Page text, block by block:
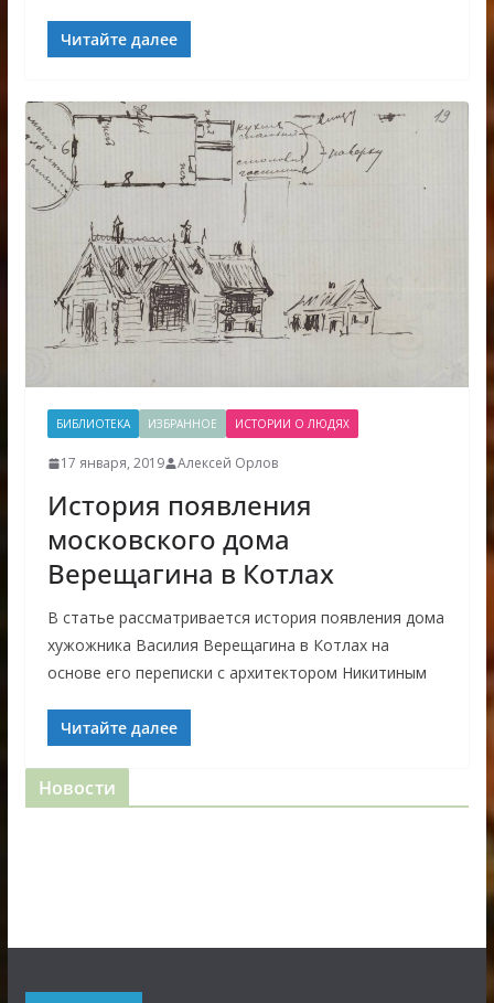
Читайте далее
БИБЛИОТЕКА ИЗБРАННОЕ ИСТОРИИ О ЛЮДЯХ
17 января, 2019 Алексей Орлов
История появления
московского дома
Верещагина в Котлах
В статье рассматривается история появления дома
хужожника Василия Верещагина в Котлах на
основе его переписки с архитектором Никитиным
Читайте далее
Новости